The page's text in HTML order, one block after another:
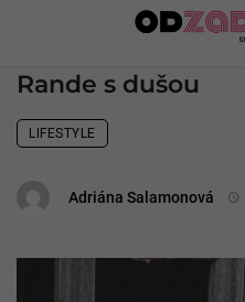
Rande s dušou
LIFESTYLE
Adriána Salamonová